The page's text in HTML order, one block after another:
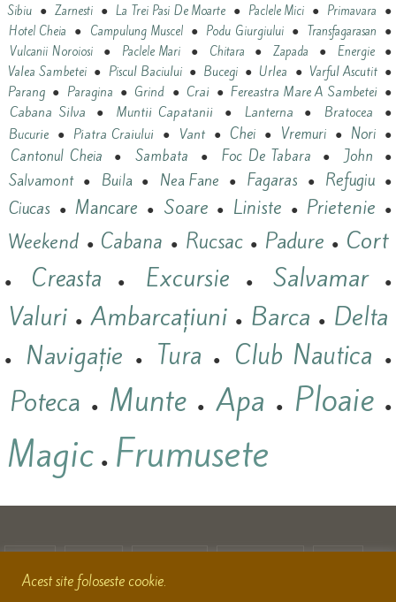
Sibiu ●Zarnesti ●La Trei Pasi De Moarte● Paclele Mici ● Primavara ●
Hotel Cheia ● Campulung Muscel● Podu Giurgiului ● Transfagarasan ●
Vulcanii Noroiosi ● Paclele Mari ● Chitara ●Zapada ● Energie●
Valea Sambetei ● Piscul Baciului● Bucegi ● Urlea ● Varful Ascutit●
Parang ● Paragina ● Grind ● Crai●Fereastra Mare A Sambetei●
Cabana Silva ●Muntii Capatanii● Lanterna ● Bratocea ●
Bucurie● Piatra Craiului ● Vant●Chei ● Vremuri● Nori ●
Cantonul Cheia ●Sambata ●Foc De Tabara ● John ●
Salvamont● Buila ● Nea Fane ● Fagaras ● Refugiu ●
Ciucas ●Mancare ● Soare ● Liniste ● Prietenie ●
Weekend ● Cabana ● Rucsac● Padure ● Cort
● Creasta ● Excursie ● Salvamar●
Valuri ●Ambarcațiuni ● Barca ● Delta
● Navigație ● Tura ● Club Nautica ●
Poteca ● Munte ●Apa ● Ploaie ●
Magic ● Frumusete
Acest site foloseste cookie.